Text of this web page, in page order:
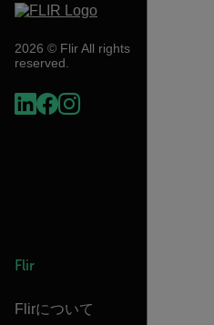
2026 © Flir All rights
reserved.
Flir
Flirについて